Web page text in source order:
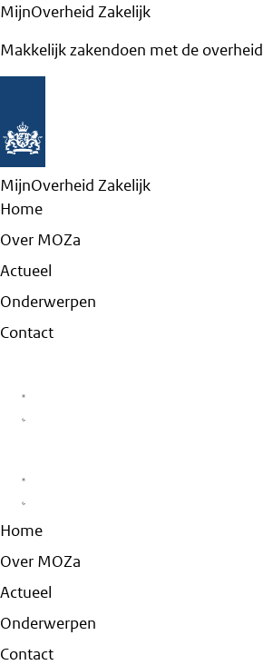
MijnOverheid Zakelijk
Makkelijk zakendoen met de overheid
MijnOverheid Zakelijk
Home
Over MOZa
Actueel
Onderwerpen
Contact
Home
Over MOZa
Actueel
Onderwerpen
Contact